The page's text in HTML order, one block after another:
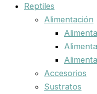
Reptiles
Alimentación
Accesorios
Sustratos